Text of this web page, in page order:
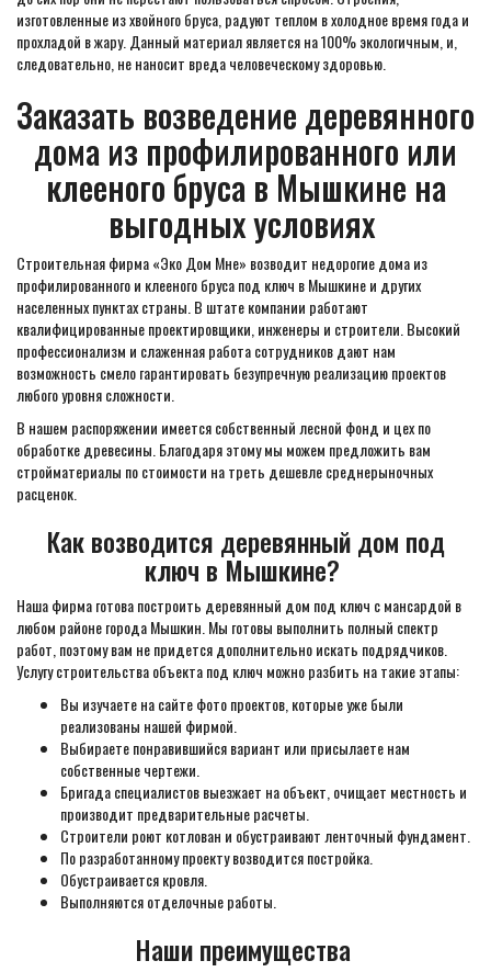
изготовленные из хвойного бруса, радуют теплом в холодное время года и
прохладой в жару. Данный материал является на 100% экологичным, и,
следовательно, не наносит вреда человеческому здоровью.
Заказать возведение деревянного
дома из профилированного или
клееного бруса в Мышкине на
выгодных условиях
Строительная фирма «Эко Дом Мне» возводит недорогие дома из
профилированного и клееного бруса под ключ в Мышкине и других
населенных пунктах страны. В штате компании работают
квалифицированные проектировщики, инженеры и строители. Высокий
профессионализм и слаженная работа сотрудников дают нам
возможность смело гарантировать безупречную реализацию проектов
любого уровня сложности.
В нашем распоряжении имеется собственный лесной фонд и цех по
обработке древесины. Благодаря этому мы можем предложить вам
стройматериалы по стоимости на треть дешевле среднерыночных
расценок.
Как возводится деревянный дом под
ключ в Мышкине?
Наша фирма готова построить деревянный дом под ключ с мансардой в
любом районе города Мышкин. Мы готовы выполнить полный спектр
работ, поэтому вам не придется дополнительно искать подрядчиков.
Услугу строительства объекта под ключ можно разбить на такие этапы:
Вы изучаете на сайте фото проектов, которые уже были
реализованы нашей фирмой.
Выбираете понравившийся вариант или присылаете нам
собственные чертежи.
Бригада специалистов выезжает на объект, очищает местность и
производит предварительные расчеты.
Строители роют котлован и обустраивают ленточный фундамент.
По разработанному проекту возводится постройка.
Обустраивается кровля.
Выполняются отделочные работы.
Наши преимущества